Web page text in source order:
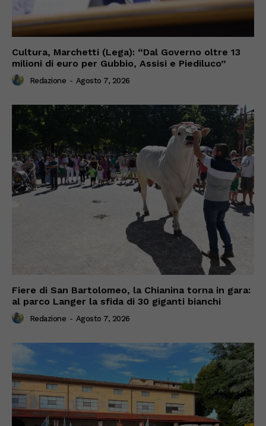
Cultura, Marchetti (Lega): “Dal Governo oltre 13
milioni di euro per Gubbio, Assisi e Piediluco”
Redazione - Agosto 7, 2026
Fiere di San Bartolomeo, la Chianina torna in gara:
al parco Langer la sfida di 30 giganti bianchi
Redazione - Agosto 7, 2026